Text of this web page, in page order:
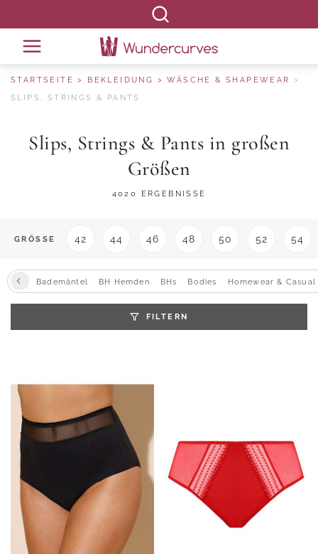
STARTSEITE BEKLEIDUNG
WÄSCHE & SHAPEWEAR
SLIPS, STRINGS & PANTS
Slips, Strings & Pants in großen
Größen
4020 ERGEBNISSE
GRÖSSE 42 44 46 48 50 52 54
Bademäntel BH Hemden BHs Bodies Homewear & Casual
FILTERN